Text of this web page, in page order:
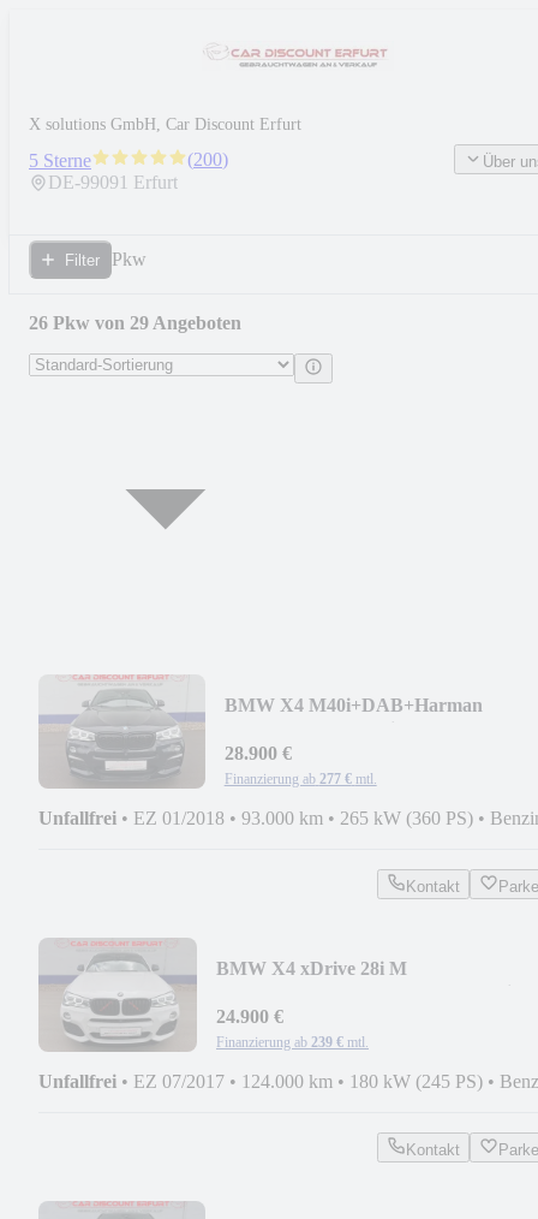
X solutions GmbH, Car Discount Erfurt
5 Sterne (200)
DE-99091 Erfurt
Über
Filter Pkw
26 Pkw von 29 Angeboten
BMW X4 M40i+DAB+Harman
28.900 €
Finanzierung ab 277 € mtl.
Unfallfrei • EZ 01/2018 • 93.000 km • 265 kW (360 PS) •
Kontakt
BMW X4 xDrive 28i M
24.900 €
Finanzierung ab 239 € mtl.
Unfallfrei • EZ 07/2017 • 124.000 km • 180 kW (245 PS) •
Kontakt